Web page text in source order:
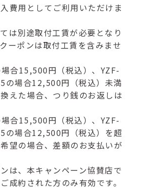
費用としてご利用いただけま
は別途取付工賃が必要となり
ーポンは取付工賃を含みませ
合15,500円（税込）、YZF-
の場合12,500円（税込）未満
えた場合、つり銭のお返しは
合15,500円（税込）、YZF-
の場合12,500円（税込）を超
望の場合、差額のお支払いが
は、本キャンペーン協賛店で
成約された方のみ有効です。